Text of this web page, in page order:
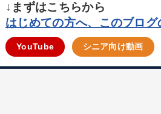
↓まずはこちらから
はじめての方へ、このブログ
YouTube シニア向け動画